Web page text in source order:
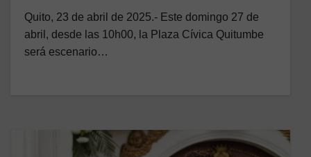
Quito, 23 de abril de 2025.- Este domingo 27 de
abril, desde las 10h00, la Plaza Cívica Quitumbe
será escenario…